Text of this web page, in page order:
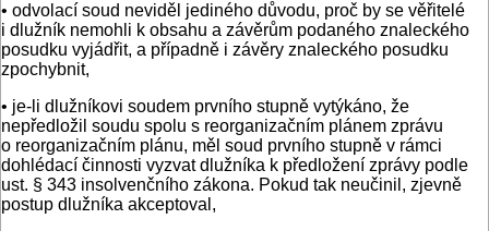
• odvolací soud neviděl jediného důvodu, proč by se věřitelé
i dlužník nemohli k obsahu a závěrům podaného znaleckého
posudku vyjádřit, a případně i závěry znaleckého posudku
zpochybnit,
• je-li dlužníkovi soudem prvního stupně vytýkáno, že
nepředložil soudu spolu s reorganizačním plánem zprávu
o reorganizačním plánu, měl soud prvního stupně v rámci
dohlédací činnosti vyzvat dlužníka k předložení zprávy podle
ust. § 343 insolvenčního zákona. Pokud tak neučinil, zjevně
postup dlužníka akceptoval,